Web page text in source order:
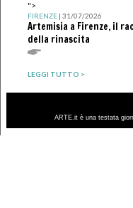
">
FIRENZE| 31/07/2026
Artemisia a Firenze, il
della rinascita
LEGGI TUTTO >
ARTE.it è una testata